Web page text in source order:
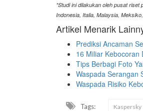
*Studi ini dilakukan oleh pusat
Indonesia, Italia, Malaysia,
Artikel Menarik
Prediksi Ancaman
16 Miliar Kebocoran
Tips Berbagi Foto
Waspada Serangan
Waspada Risiko
Tags: Kaspersky